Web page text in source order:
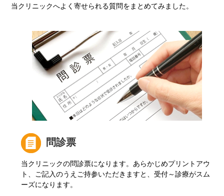
当クリニックへよく寄せられる質問をまとめてみました。
問診票
当クリニックの問診票になります。あらかじめプリントアウ
ト、ご記入のうえご持参いただきますと、受付～診療がスム
ーズになります。